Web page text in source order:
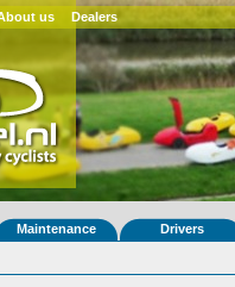
us Dealers
Maintenance Drivers